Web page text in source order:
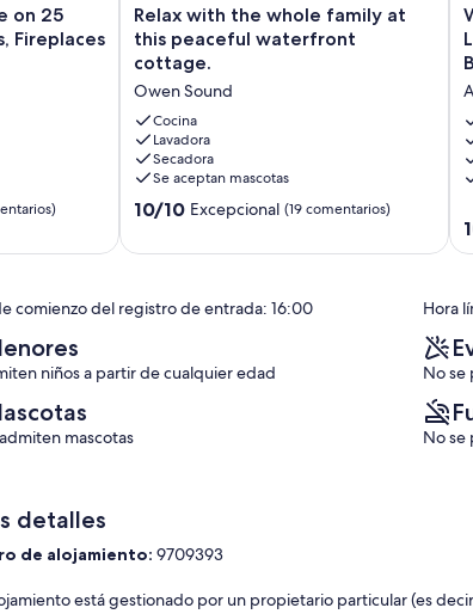
on 25
Fireplaces
Relax
with
the
family
at
this
peaceful
waterfront
cottage.
Sound
Relax with the whole family at
this peaceful waterfront
cottage.
Owen Sound
Cocina
Lavadora
Secadora
Se aceptan mascotas
10.0
10,
10/10 Excepcional (19 comentarios)
-
comienzo del registro de entrada: 16:00 Hora
niños a partir de cualquier edad No se
mascotas No se
detalles
de alojamiento:9709393
está gestionado por un propietario particular (es